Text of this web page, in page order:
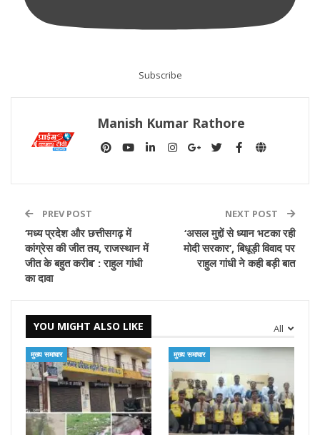
Subscribe
Manish Kumar Rathore
PREV POST
‘मध्य प्रदेश और छत्तीसगढ़ में
कांग्रेस की जीत तय, राजस्थान में
जीत के बहुत करीब’ : राहुल गांधी
का दावा
NEXT POST
‘असल मुद्दों से ध्यान भटका रही
मोदी सरकार’, बिधूड़ी विवाद पर
राहुल गांधी ने कही बड़ी बात
All
YOU MIGHT ALSO LIKE
मुख्य समाचार मुख्य समाचार